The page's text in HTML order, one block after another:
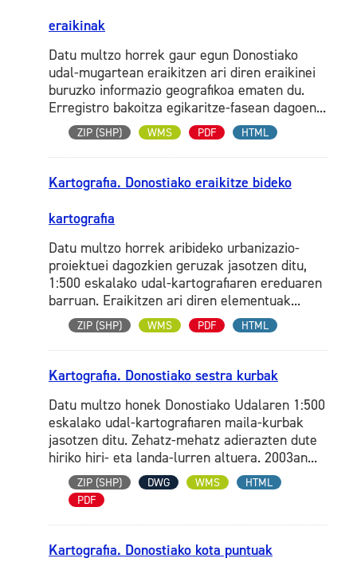
eraikinak
Datu multzo horrek gaur egun Donostiako
udal-mugartean eraikitzen ari diren eraikinei
buruzko informazio geografikoa ematen du.
Erregistro bakoitza egikaritze-fasean dagoen...
ZIP (SHP) WMS PDF HTML
Kartografia. Donostiako eraikitze bideko
kartografia
Datu multzo horrek aribideko urbanizazio-
proiektuei dagozkien geruzak jasotzen ditu,
1:500 eskalako udal-kartografiaren ereduaren
barruan. Eraikitzen ari diren elementuak...
ZIP (SHP) WMS PDF HTML
Kartografia. Donostiako sestra kurbak
Datu multzo honek Donostiako Udalaren 1:500
eskalako udal-kartografiaren maila-kurbak
jasotzen ditu. Zehatz-mehatz adierazten dute
hiriko hiri- eta landa-lurren altuera. 2003an...
ZIP (SHP) DWG WMS
HTML
PDF
Kartografia. Donostiako kota puntuak